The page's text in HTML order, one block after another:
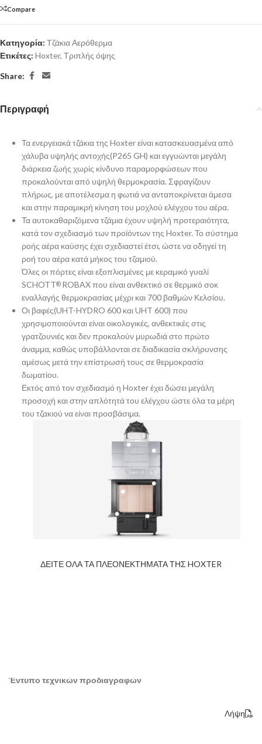
Compare
Κατηγορία: Τζάκια Αερόθερμα
Ετικέτες: Hoxter, Τριπλής όψης
Share:
Περιγραφή
Τα ενεργειακά τζάκια της Hoxter είναι κατασκευασμένα από
χάλυβα υψηλής αντοχής(P265 GH) και εγγυώνται μεγάλη
διάρκεια ζωής χωρίς κίνδυνο παραμορφώσεων που
προκαλούνται από υψηλή θερμοκρασία. Σφραγίζουν
πλήρως, με αποτέλεσμα η φωτιά να ανταποκρίνεται άμεσα
και στην παραμικρή κίνηση του μοχλού ελέγχου του αέρα.
Τα αυτοκαθαριζόμενα τζάμια έχουν υψηλή προτεραιότητα,
κατά τον σχεδιασμό των προϊόντων της Hoxter. Το σύστημα
ροής αέρα καύσης έχει σχεδιαστεί έτσι, ώστε να οδηγεί τη
ροή του αέρα κατά μήκος του τζαμιού.
Όλες οι πόρτες είναι εξοπλισμένες με κεραμικό γυαλί
SCHOTT® ROBAX που είναι ανθεκτικό σε θερμικό σοκ
εναλλαγής θερμοκρασίας μέχρι και 700 βαθμών Κελσίου.
Οι βαφές(UHT-HYDRO 600 και UHT 600) που
χρησιμοποιούνται είναι οικολογικές, ανθεκτικές στις
γρατζουνιές και δεν προκαλούν μυρωδιά στο πρώτο
άναμμα, καθώς υποβάλλονται σε διαδικασία σκλήρυνσης
αμέσως μετά την επίστρωσή τους σε θερμοκρασία
δωματίου.
Εκτός από τον σχεδιασμό η Hoxter έχει δώσει μεγάλη
προσοχή και στην απλότητά του ελέγχου ώστε όλα τα μέρη
του τζακιού να είναι προσβάσιμα.
ΔΕΙΤΕ ΟΛΑ ΤΑ ΠΛΕΟΝΕΚΤΗΜΑΤΑ ΤΗΣ HOXTER
Έντυπο τεχνικών προδιαγραφών
Λήψη